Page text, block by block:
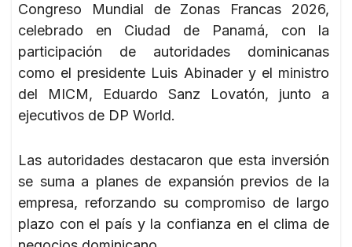
Congreso Mundial de Zonas Francas 2026,
celebrado en Ciudad de Panamá, con la
participación de autoridades dominicanas
como el presidente Luis Abinader y el ministro
del MICM, Eduardo Sanz Lovatón, junto a
ejecutivos de DP World.
Las autoridades destacaron que esta inversión
se suma a planes de expansión previos de la
empresa, reforzando su compromiso de largo
plazo con el país y la confianza en el clima de